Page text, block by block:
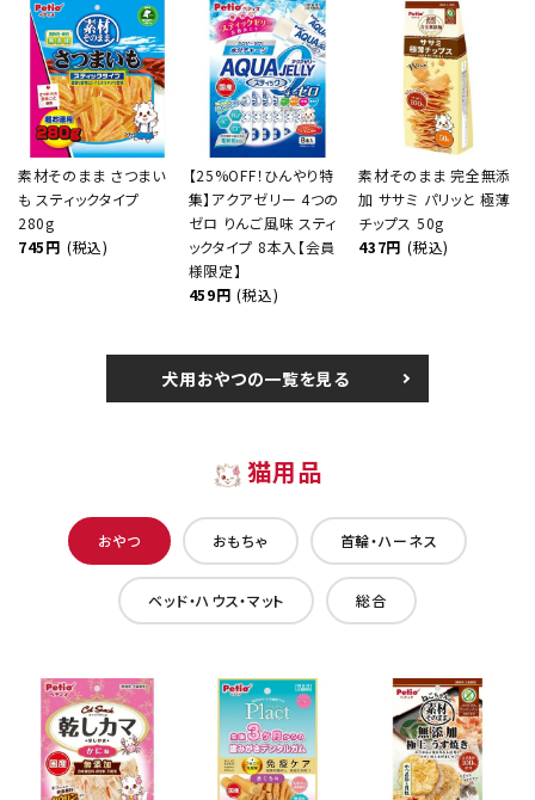
素材そのまま さつまい
も スティックタイプ
280g
745円 (税込)
【25%OFF！ひんやり特
集】アクアゼリー 4つの
ゼロ りんご風味 スティ
ックタイプ 8本入【会員
様限定】
459円 (税込)
素材そのまま 完全無添
加 ササミ パリッと 極薄
チップス 50g
437円 (税込)
犬用おやつの一覧を見る
猫用品
おやつ おもちゃ 首輪・ハーネス
ベッド・ハウス・マット 総合